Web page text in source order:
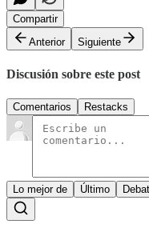
Compartir
Anterior
Siguiente
Discusión sobre este post
Comentarios Restacks
Lo mejor de Último